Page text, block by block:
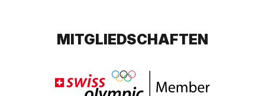
MITGLIEDSCHAFTEN